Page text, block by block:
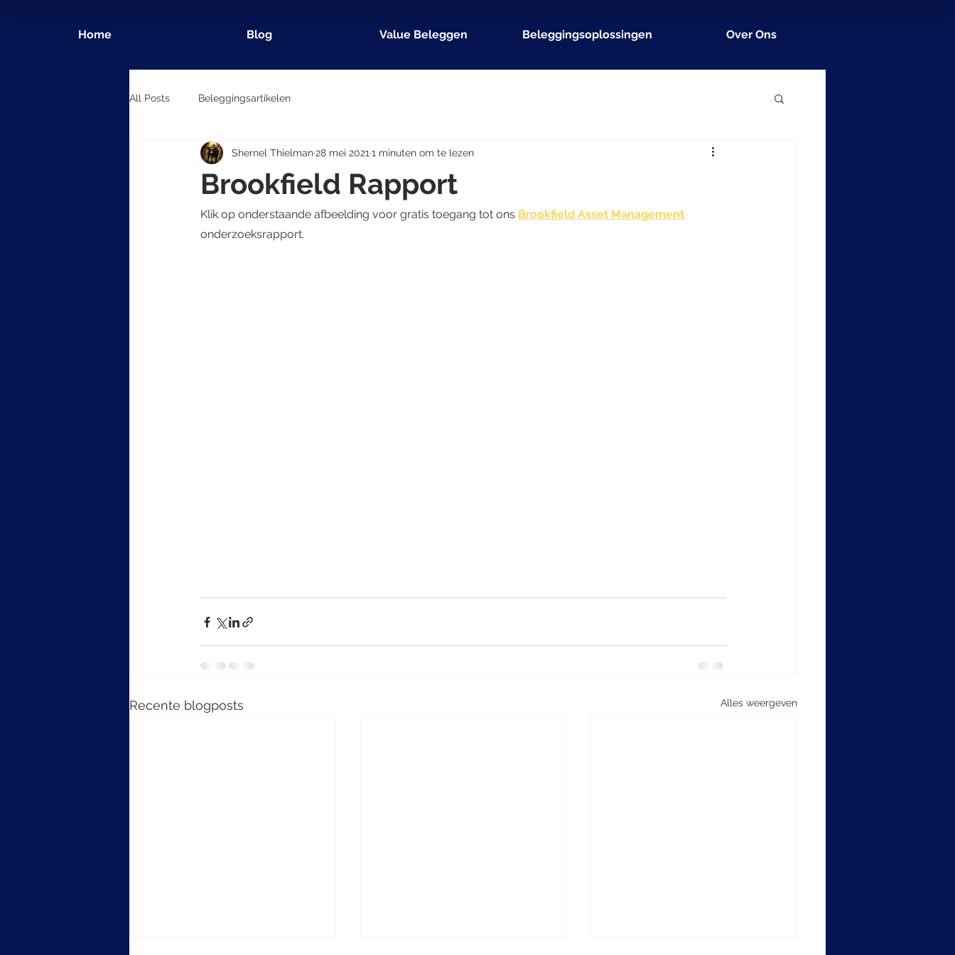
Home Blog Value Beleggen Beleggingsoplossingen Over Ons
All Posts Beleggingsartikelen
Brookfield Rapport
Shernel Thielman28 mei 2021 1 minuten om te lezen
Klik op onderstaande afbeelding voor gratis toegang tot ons Brookfield Asset Management
onderzoeksrapport.
Recente blogposts Alles weergeven